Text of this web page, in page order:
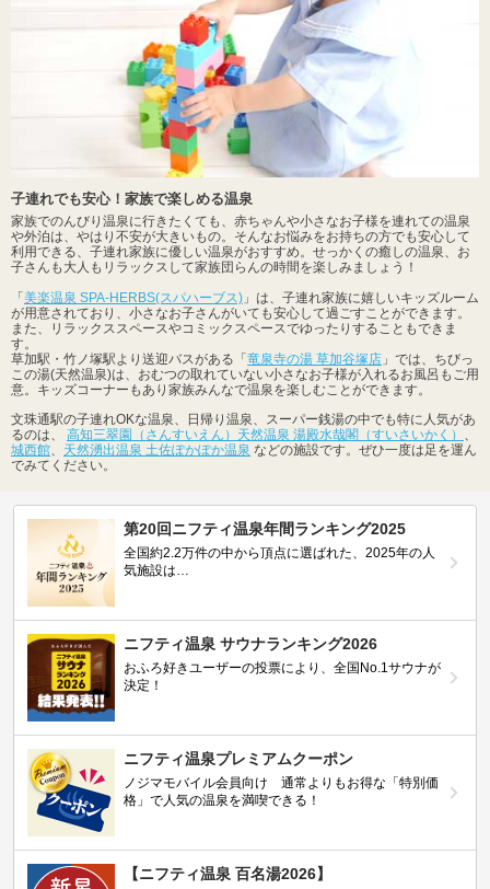
子連れでも安心！家族で楽しめる温泉
家族でのんびり温泉に行きたくても、赤ちゃんや小さなお子様を連れての温泉
や外泊は、やはり不安が大きいもの。そんなお悩みをお持ちの方でも安心して
利用できる、子連れ家族に優しい温泉がおすすめ。せっかくの癒しの温泉、お
子さんも大人もリラックスして家族団らんの時間を楽しみましょう！
「美楽温泉 SPA-HERBS(スパハーブス) 」は、子連れ家族に嬉しいキッズルーム
が用意されており、小さなお子さんがいても安心して過ごすことができます。
また、リラックススペースやコミックスペースでゆったりすることもできま
す。
草加駅・竹ノ塚駅より送迎バスがある「竜泉寺の湯 草加谷塚店 」では、ちびっ
この湯(天然温泉)は、おむつの取れていない小さなお子様が入れるお風呂もご用
意。キッズコーナーもあり家族みんなで温泉を楽しむことができます。
文珠通駅の子連れOKな温泉、日帰り温泉、スーパー銭湯の中でも特に人気があ
るのは、 高知三翠園（さんすいえん）天然温泉 湯殿水哉閣（すいさいかく）
城西館
天然湧出温泉 土佐ぽかぽか温泉 などの施設です。ぜひ一度は足を運ん
でみてください。
第20回ニフティ温泉年間ランキング2025
全国約2.2万件の中から頂点に選ばれた、2025年の人
気施設は…
ニフティ温泉 サウナランキング2026
おふろ好きユーザーの投票により、全国No.1サウナが
決定！
ニフティ温泉プレミアムクーポン
ノジマモバイル会員向け 通常よりもお得な「特別価
格」で人気の温泉を満喫できる！
【ニフティ温泉 百名湯2026】